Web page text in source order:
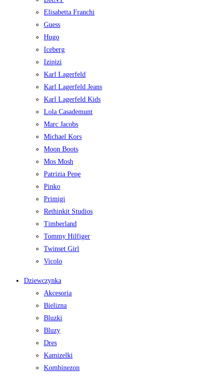
Elisabetta Franchi
Guess
Hugo
Iceberg
Izipizi
Karl Lagerfeld
Karl Lagerfeld Jeans
Karl Lagerfeld Kids
Lola Casademunt
Marc Jacobs
Michael Kors
Moon Boots
Mos Mosh
Patrizia Pepe
Pinko
Primigi
Rethinkit Studios
Timberland
Tommy Hilfiger
Twinset Girl
Vicolo
Dziewczynka
Akcesoria
Bielizna
Bluzki
Bluzy
Dres
Kamizelki
Kombinezon